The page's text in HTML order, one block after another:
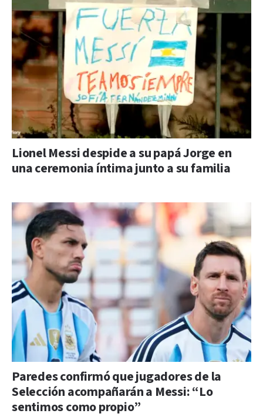
Lionel Messi despide a su papá Jorge en
una ceremonia íntima junto a su familia
Paredes confirmó que jugadores de la
Selección acompañarán a Messi: “Lo
sentimos como propio”